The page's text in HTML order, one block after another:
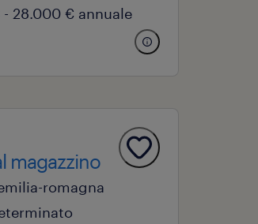
28.000 € annuale
magazzino
romagna